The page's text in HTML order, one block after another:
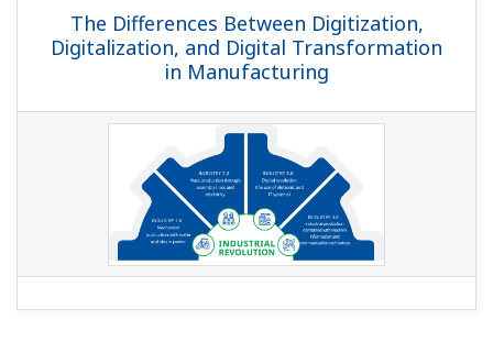
The Differences Between Digitization,
Digitalization, and Digital Transformation
in Manufacturing